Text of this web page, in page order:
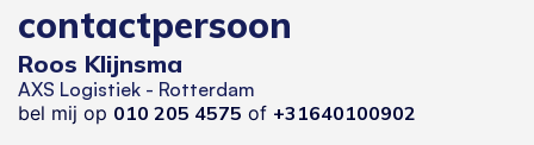
contactpersoon
Roos Klijnsma
AXS Logistiek - Rotterdam
bel mij op 010 205 4575 of +31640100902